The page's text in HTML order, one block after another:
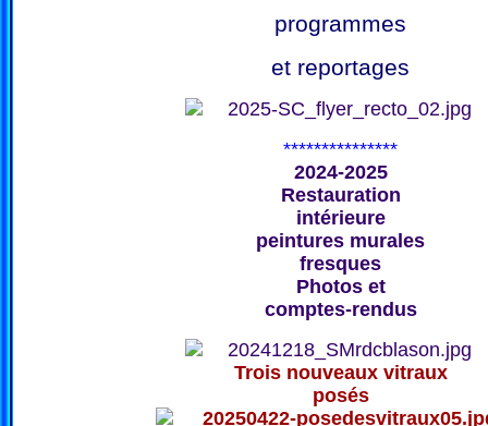
programmes
et reportages
***************
2024-2025
Restauration
intérieure
peintures murales
fresques
Photos et
comptes-rendus
Trois nouveaux vitraux
posés